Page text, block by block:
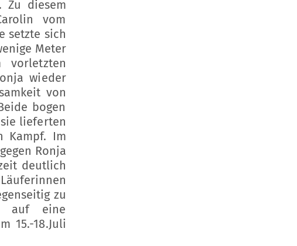
Zu diesem
vom
setzte sich
Meter
vorletzten
wieder
von
bogen
lieferten
Kampf. Im
Ronja
deutlich
zu
auf eine
15.-18.Juli